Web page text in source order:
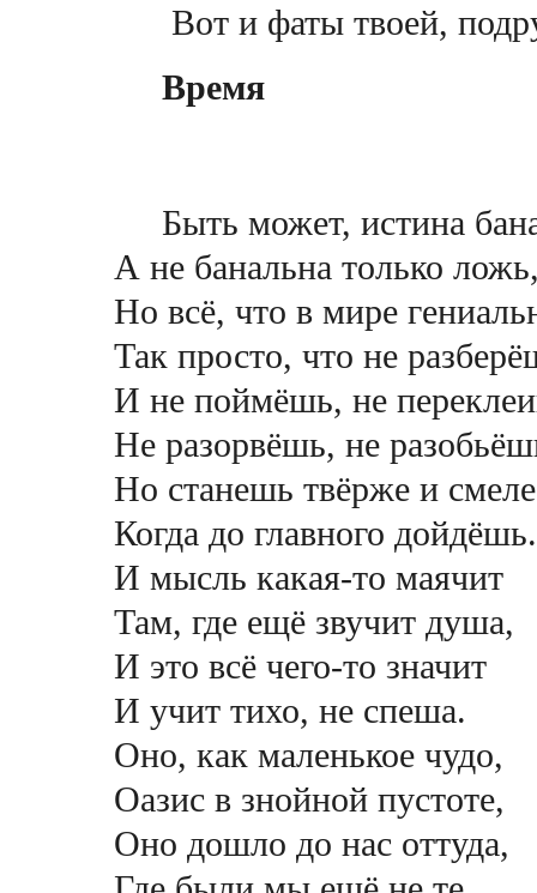
Вот и фаты твоей,
Время
Быть может, истина
А не банальна только
Но всё, что в мире
Так просто, что не
И не поймёшь, не
Не разорвёшь, не
Но станешь твёрже и
Когда до главного дойдёшь.
И мысль какая-то маячит
Там, где ещё звучит душа,
И это всё чего-то значит
И учит тихо, не спеша.
Оно, как маленькое чудо,
Оазис в знойной пустоте,
Оно дошло до нас оттуда,